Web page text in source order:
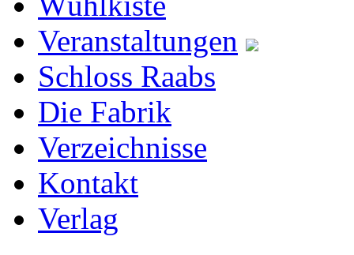
Veranstaltungen
Schloss Raabs
Die Fabrik
Verzeichnisse
Kontakt
Verlag